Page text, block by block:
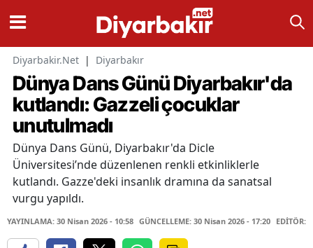
Diyarbakir.Net | Diyarbakır
Dünya Dans Günü Diyarbakır'da
kutlandı: Gazzeli çocuklar
unutulmadı
Dünya Dans Günü, Diyarbakır'da Dicle
Üniversitesi’nde düzenlenen renkli etkinliklerle
kutlandı. Gazze'deki insanlık dramına da sanatsal
vurgu yapıldı.
YAYINLAMA: 30 Nisan 2026 - 10:58 GÜNCELLEME: 30 Nisan 2026 - 17:20 EDİTÖR: